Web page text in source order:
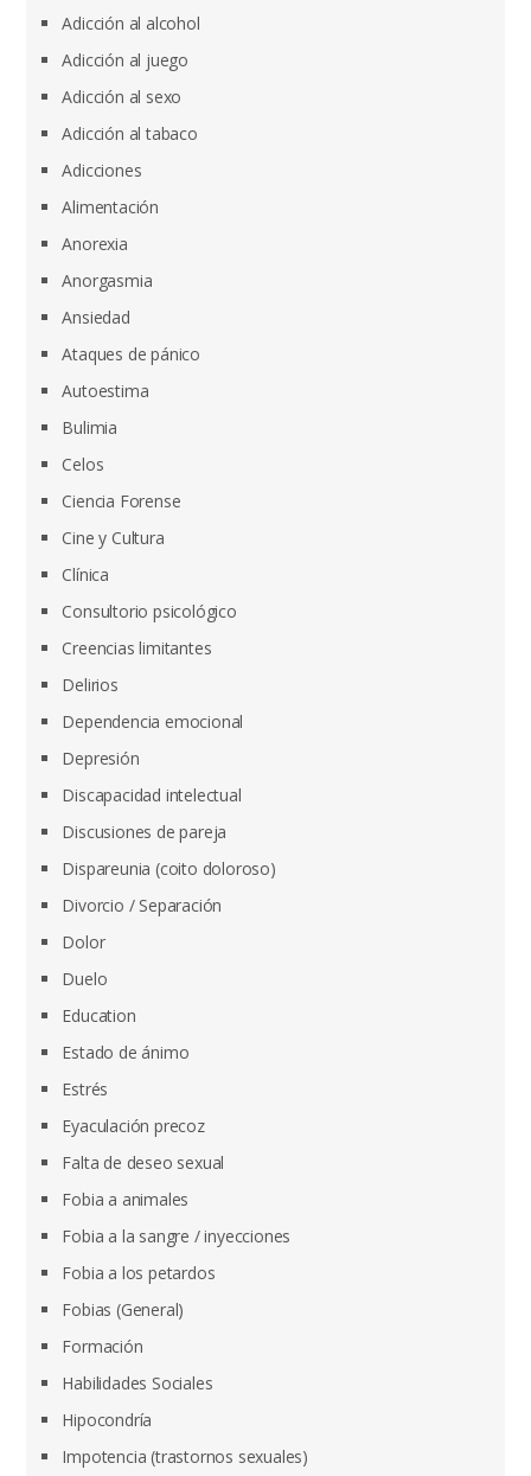
Adicción al alcohol
Adicción al juego
Adicción al sexo
Adicción al tabaco
Adicciones
Alimentación
Anorexia
Anorgasmia
Ansiedad
Ataques de pánico
Autoestima
Bulimia
Celos
Ciencia Forense
Cine y Cultura
Clínica
Consultorio psicológico
Creencias limitantes
Delirios
Dependencia emocional
Depresión
Discapacidad intelectual
Discusiones de pareja
Dispareunia (coito doloroso)
Divorcio / Separación
Dolor
Duelo
Education
Estado de ánimo
Estrés
Eyaculación precoz
Falta de deseo sexual
Fobia a animales
Fobia a la sangre / inyecciones
Fobia a los petardos
Fobias (General)
Formación
Habilidades Sociales
Hipocondría
Impotencia (trastornos sexuales)